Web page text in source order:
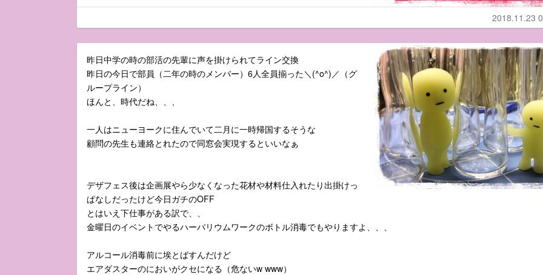
2018.11.23
昨日中学の時の部活の先輩に声を掛けられてライン交換
昨日の今日で部員（二年の時のメンバー）6人全員揃った＼(^o^)／（グ
ループライン）
ほんと、時代だね、、、
一人はニューヨークに住んでいて二月に一時帰国するそうな
顧問の先生も連絡とれたので同窓会実現するといいなぁ
デザフェス後は企画展やら少なくなった花材や材料仕入れたり出掛けっ
ぱなしだったけど今日ガチのOFF
とはいえ下仕事がある訳で、、
金曜日のイベントでやるハーバリウムワークのボトル消毒でもやりますよ、、、
アルコール消毒前に埃とばすんだけど
エアダスターのにおいがクセになる（危ないw www）